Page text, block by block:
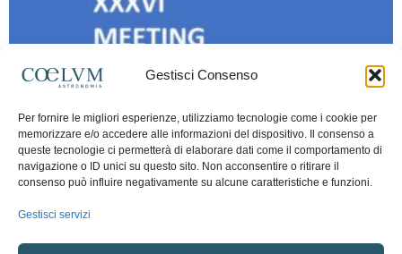
Gestisci Consenso
Per fornire le migliori esperienze, utilizziamo tecnologie come i cookie per
memorizzare e/o accedere alle informazioni del dispositivo. Il consenso a
queste tecnologie ci permetterà di elaborare dati come il comportamento di
navigazione o ID unici su questo sito. Non acconsentire o ritirare il
consenso può influire negativamente su alcune caratteristiche e funzioni.
Gestisci servizi